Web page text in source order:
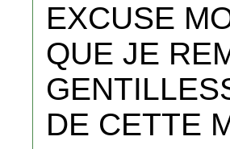
EXCUSE
QUE JE
DE CETTE